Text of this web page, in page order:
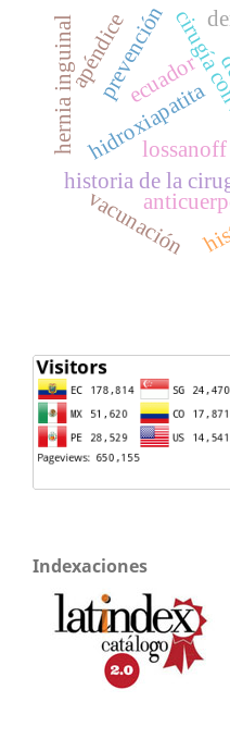
historia de la
ecuador
prevención
hidroxiapatita
apéndice
hernia inguinal lossanoff
vacunación
Indexaciones